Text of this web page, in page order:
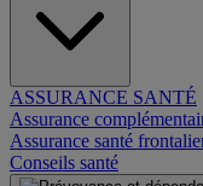
ASSURANCE SANTÉ
Assurance
Assurance santé
Conseils santé